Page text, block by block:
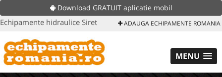
Download GRATUIT aplicatie mobil
Echipamente hidraulice Siret ADAUGA ECHIPAMENTE ROMANIA
MENU